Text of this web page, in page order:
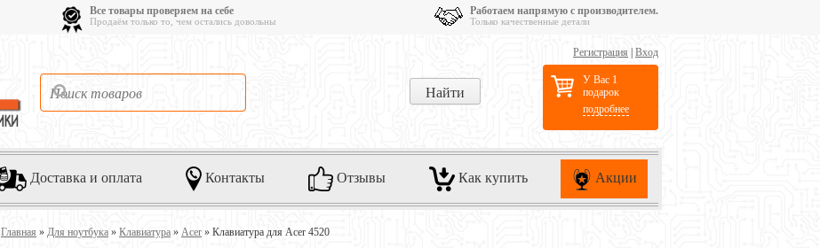
Все товары проверяем на себе
Продаём только то, чем остались довольны
Работаем напрямую с производителем.
Только качественные детали
Регистрация Вход
У Вас 1
подарок
подробнее
Доставка и оплата Контакты Отзывы Как купить Акции
Главная » Для ноутбука » Клавиатура » Acer » Клавиатура для Acer 4520